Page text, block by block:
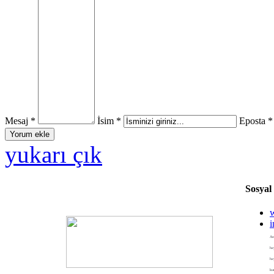
Mesaj * İsim * Eposta *
yukarı çık